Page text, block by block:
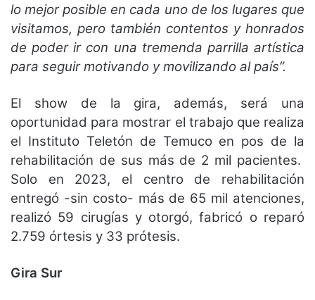
lo mejor posible en cada uno de los lugares que
visitamos, pero también contentos y honrados
de poder ir con una tremenda parrilla artística
para seguir motivando y movilizando al país”.
El show de la gira, además, será una
oportunidad para mostrar el trabajo que realiza
el Instituto Teletón de Temuco en pos de la
rehabilitación de sus más de 2 mil pacientes.
Solo en 2023, el centro de rehabilitación
entregó -sin costo- más de 65 mil atenciones,
realizó 59 cirugías y otorgó, fabricó o reparó
2.759 órtesis y 33 prótesis.
Gira Sur